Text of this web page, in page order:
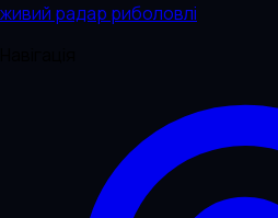
живий радар риболовлі